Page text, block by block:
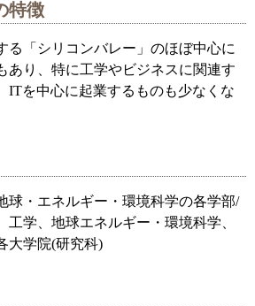
特徴
る「シリコンバレー」のほぼ中心に
あり、特に工学やビジネスに関連す
ITを中心に起業するものも少なくな
球・エネルギー・環境科学の各学部/
工学、地球エネルギー・環境科学、
大学院(研究科)